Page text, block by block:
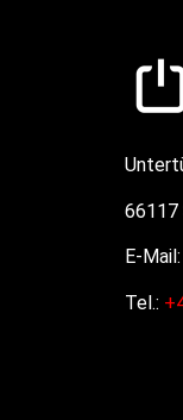
66117
E-Mail:
Tel.: